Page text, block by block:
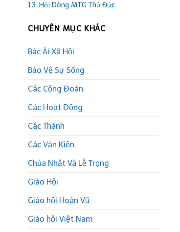
Hãy Đến Với Ta – Định Hướng & Tuyển Sinh Ơn
13. Hội Dòng MTG Thủ Đức
CHUYÊN MỤC KHÁC
Bác Ái Xã Hội
Bảo Vệ Sự Sống
Các Cộng Đoàn
Các Hoạt Động
Các Thánh
Các Văn Kiện
Chúa Nhật Và Lễ Trọng
Giáo Hội
Giáo hội Hoàn Vũ
Giáo hội Việt Nam